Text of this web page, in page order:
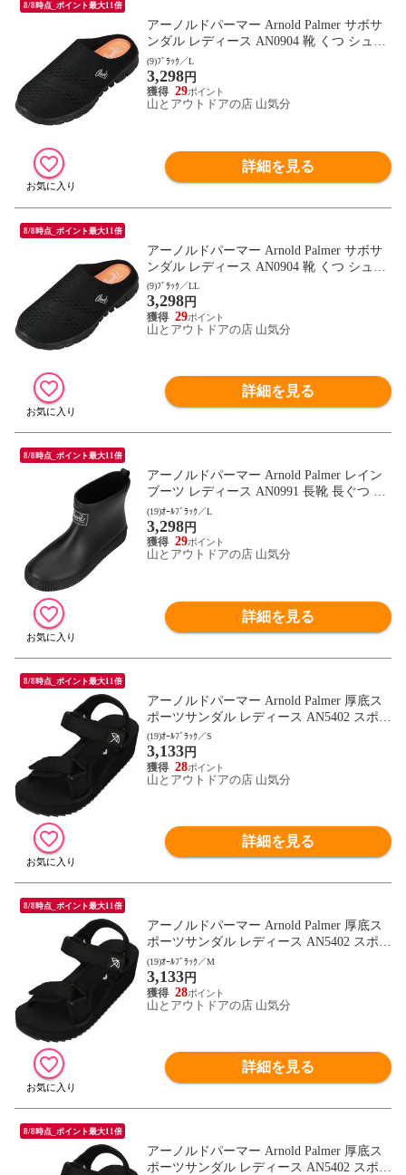
8/8時点_ポイント最大11倍
アーノルドパーマー Arnold Palmer サボサ
ンダル レディース AN0904 靴 くつ シュー
ズ スライダー 軽量 メッシュ クッション性
やわらかい ちょいばき 通勤 通学 レジャー
さんだる AN0904 ブラック
(9)ﾌﾞﾗｯｸ／L
3,298円
29
山とアウトドアの店 山気分
詳細を見る
8/8時点_ポイント最大11倍
アーノルドパーマー Arnold Palmer サボサ
ンダル レディース AN0904 靴 くつ シュー
ズ スライダー 軽量 メッシュ クッション性
やわらかい ちょいばき 通勤 通学 レジャー
さんだる AN0904 ブラック
(9)ﾌﾞﾗｯｸ／LL
3,298円
29
山とアウトドアの店 山気分
詳細を見る
8/8時点_ポイント最大11倍
アーノルドパーマー Arnold Palmer レイン
ブーツ レディース AN0991 長靴 長ぐつ 雨
靴 シューズ 歩きやすい 雨の日 梅雨 履き
やすい 通勤 通学 デイリー レジャー 旅行
トラベル 女性 AN0991 オｰルブラック
(19)ｵｰﾙﾌﾞﾗｯｸ／L
3,298円
29
山とアウトドアの店 山気分
詳細を見る
8/8時点_ポイント最大11倍
アーノルドパーマー Arnold Palmer 厚底ス
ポーツサンダル レディース AN5402 スポサ
ン 靴 シューズ ストラップ ベルクロ 通勤
通学 デイリー キャンプ レジャー トラベル
フットウェア AN5402 オｰルブラック
(19)ｵｰﾙﾌﾞﾗｯｸ／S
3,133円
28
山とアウトドアの店 山気分
詳細を見る
8/8時点_ポイント最大11倍
アーノルドパーマー Arnold Palmer 厚底ス
ポーツサンダル レディース AN5402 スポサ
ン 靴 シューズ ストラップ ベルクロ 通勤
通学 デイリー キャンプ レジャー トラベル
フットウェア AN5402 オｰルブラック
(19)ｵｰﾙﾌﾞﾗｯｸ／M
3,133円
28
山とアウトドアの店 山気分
詳細を見る
8/8時点_ポイント最大11倍
アーノルドパーマー Arnold Palmer 厚底ス
ポーツサンダル レディース AN5402 スポサ